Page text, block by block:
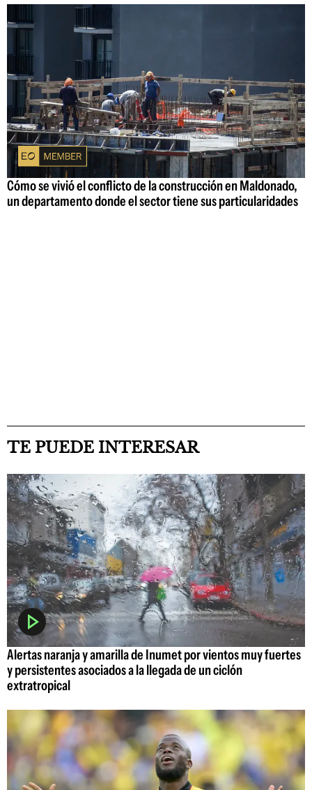
Cómo se vivió el conflicto de la construcción en Maldonado,
un departamento donde el sector tiene sus particularidades
TE PUEDE INTERESAR
Alertas naranja y amarilla de Inumet por vientos muy fuertes
y persistentes asociados a la llegada de un ciclón
extratropical